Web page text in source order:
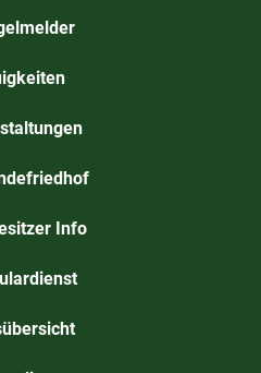
Info